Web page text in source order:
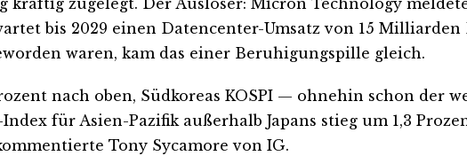
kräftig zugelegt. Der Auslöser: Micron Technology
bis 2029 einen Datencenter-Umsatz von 15
waren, kam das einer Beruhigungspille gleich.
nach oben, Südkoreas KOSPI — ohnehin schon der
für Asien-Pazifik außerhalb Japans stieg um 1,3
Tony Sycamore von IG.